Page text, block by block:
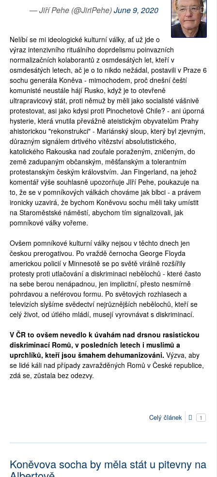
— Jiří Pehe (@JiriPehe)June 9, 2020
Nelíbí se mi ideologické kulturní války, ať už jde o
výraz intenzivního rituálního doprdelismu poinvazních
normalizačních kolaborantů z osmdesátých let, kteří v
osmdesátých letech, ač je o to nikdo nežádal, postavili v Praze 6
sochu generála Koněva - mimochodem, proč dnešní čeští
komunisté neustále hájí Rusko, když je to otevřeně
ultrapravicový stát, proti němuž by měli jako socialisté vášnivě
protestovat, asi jako kdysi proti Pinochetově Chile? - ani úporná
hysterie, která vnutila převážně ateistickým obyvatelům Prahy
ahistorickou "rekonstrukci" - Mariánský sloup, který byl zjevným,
důrazným signálem drtivého vítězství absolutistického,
katolického Rakouska nad zoufale poraženým, zničeným, do
země zadupaným občanským, měšťanským a tolerantním
protestanským českým královstvím. Jan Fingerland, na jehož
komentář výše souhlasně upozorňuje JIří Pehe, poukazuje na
to, že se v pomníkových válkách chováme jak blbci - a právem
ironicky uzavirá, že bychom Koněvovu sochu měli taky umístit
na Staroměstské náměstí, abychom tím signalizovali, jak
pomníkové války vořeme.
Ovšem pomníkové kulturní války nejsou v těchto dnech jen
českou prerogativou. Po vraždě černocha George Floyda
americkou policií v Minnesotě se po světě virálně rozšířily
protesty proti utlačování a diskriminaci nebělochů - které často
na sebe berou nenápadnou, jen implicitní, přesto nesmírně
pohrdavou a neférovou formu. Po světových rozhlasech a
televizích slyšíme svědectví nejrůznějších nebělochů, kteří se
celý život, od útlého mládí, musejí vyrovnávat s diskriminací.
V ČR to ovšem nevedlo k úvahám nad drsnou rasistickou
diskriminací Romů, v posledních letech i muslimů a
uprchlíků, kteří jsou šmahem dehumanizováni. Výzva, aby
se lidé káli nad případy zavražděných Romů v České republice,
zdá se, zůstala bez odezvy.
Celý článek 1
Koněvova socha by měla stát u pitevny na